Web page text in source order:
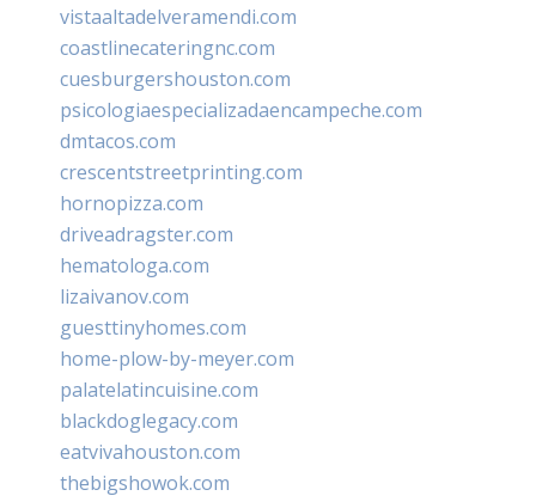
vistaaltadelveramendi.com
coastlinecateringnc.com
cuesburgershouston.com
psicologiaespecializadaencampeche.com
dmtacos.com
crescentstreetprinting.com
hornopizza.com
driveadragster.com
hematologa.com
lizaivanov.com
guesttinyhomes.com
home-plow-by-meyer.com
palatelatincuisine.com
blackdoglegacy.com
eatvivahouston.com
thebigshowok.com